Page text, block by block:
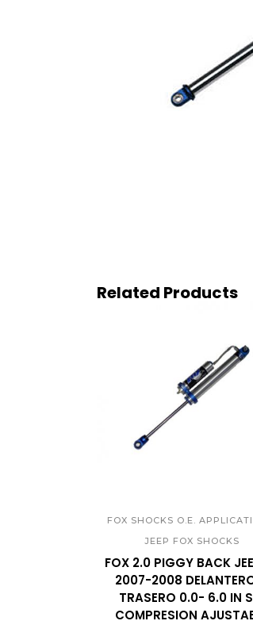
Related Products
FOX SHOCKS O.E.
JEEP FOX SHOCKS
FOX 2.0 PIGGY BACK
2007-2008
TRASERO 0.0- 6.0 IN
COMPRESION